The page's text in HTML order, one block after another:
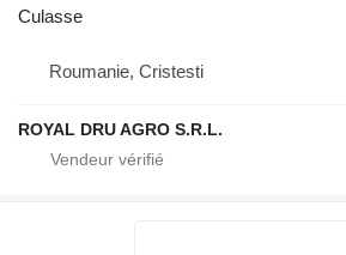
Culasse
Roumanie, Cristesti
ROYAL DRU AGRO S.R.L.